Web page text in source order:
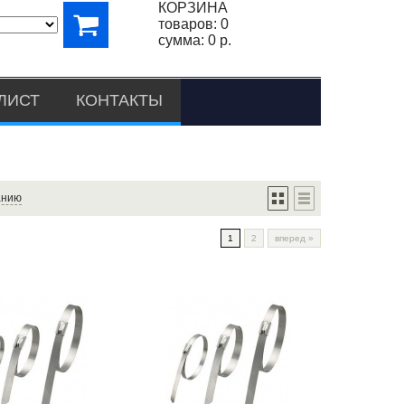
КОРЗИНА
товаров: 0
сумма: 0 р.
КОНТАКТЫ
1 2 вперед »